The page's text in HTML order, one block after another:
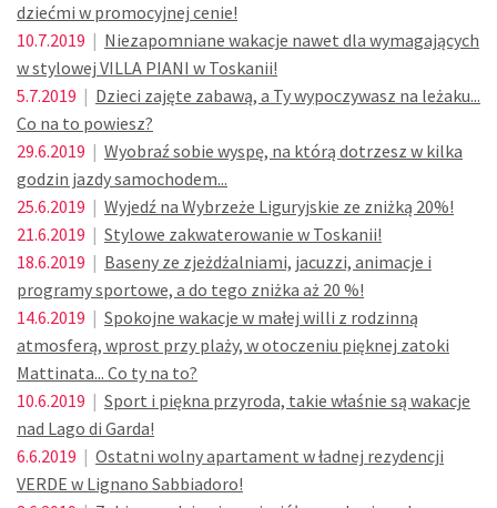
dziećmi w promocyjnej cenie!
10.7.2019 | Niezapomniane wakacje nawet dla wymagających
w stylowej VILLA PIANI w Toskanii!
5.7.2019 | Dzieci zajęte zabawą, a Ty wypoczywasz na leżaku...
Co na to powiesz?
29.6.2019 | Wyobraź sobie wyspę, na którą dotrzesz w kilka
godzin jazdy samochodem...
25.6.2019 | Wyjedź na Wybrzeże Liguryjskie ze zniżką 20%!
21.6.2019 | Stylowe zakwaterowanie w Toskanii!
18.6.2019 | Baseny ze zjeżdżalniami, jacuzzi, animacje i
programy sportowe, a do tego zniżka aż 20 %!
14.6.2019 | Spokojne wakacje w małej willi z rodzinną
atmosferą, wprost przy plaży, w otoczeniu pięknej zatoki
Mattinata... Co ty na to?
10.6.2019 | Sport i piękna przyroda, takie właśnie są wakacje
nad Lago di Garda!
6.6.2019 | Ostatni wolny apartament w ładnej rezydencji
VERDE w Lignano Sabbiadoro!